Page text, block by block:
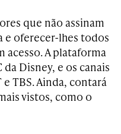
que não assinam
e oferecer-lhes todos
acesso. A plataforma
da Disney, e os canais
TBS. Ainda, contará
vistos, como o